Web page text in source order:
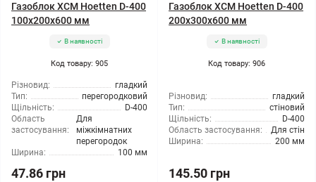
Газоблок ХСМ Hoetten D-400
100x200x600 мм
В наявності
Код товару: 905
Різновид:
гладкий
Тип:
перегородковий
Щільність:
D-400
Область
застосування:
Для
міжкімнатних
перегородок
Ширина:
100 мм
47.86 грн
Газоблок ХСМ Hoetten D-400
200x300x600 мм
В наявності
Код товару: 906
Різновид:
гладкий
Тип:
стіновий
Щільність:
D-400
Область застосування:
Для стін
Ширина:
200 мм
145.50 грн